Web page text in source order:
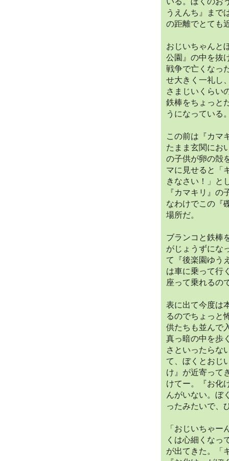
うえんち』まで
の距離でとても
おじいちゃんと
公園』の中を抜
戦争で亡くなっ
せ大きく一礼し
さまじいくらい
鉄棒をちょっと
うになっている
この前は『カマ
たまま玄関にお
の子供が卵の殻
マに見せると「
きなさい！」と
『カマキリ』
なわけでこの『
場所だ。
ブランコと鉄棒
がじょうずにな
て『後楽園ゆう
は車に乗って行
座って乗れるの
表に出て今度は
るのでちょっと
供たちも並んで
真っ暗の中を歩
さといったらな
て、ぼくとおじ
け』が近寄って
けてー。『お化
んがいない。ぼ
ったみたいで、
「おじいちゃ
くは心細くなっ
が出てきた。「